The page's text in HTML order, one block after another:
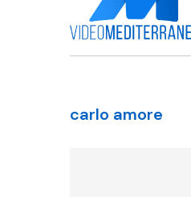
carlo amore